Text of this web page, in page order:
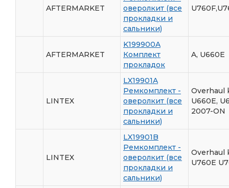
AFTERMARKET
оверолкит (все
прокладки и
сальники)
AFTERMARKET
K199900A
Комплект
прокладок
A, U660E
LINTEX
LX19901A
Ремкомплект -
оверолкит (все
прокладки и
сальники)
Overhaul
U660E,
2007-ON
LINTEX
LX19901B
Ремкомплект -
оверолкит (все
прокладки и
сальники)
Overhaul
U760E